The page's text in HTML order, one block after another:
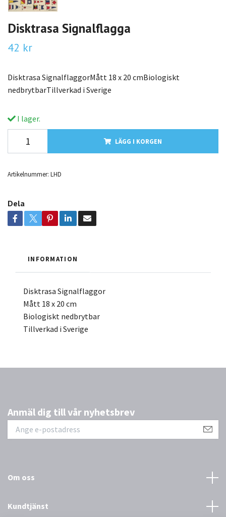
Disktrasa Signalflagga
42 kr
Disktrasa SignalflaggorMått 18 x 20 cmBiologiskt
nedbrytbarTillverkad i Sverige
I lager.
LÄGG I KORGEN
Artikelnummer: LHD
Dela
INFORMATION
Disktrasa Signalflaggor
Mått 18 x 20 cm
Biologiskt nedbrytbar
Tillverkad i Sverige
Anmäl dig till vår nyhetsbrev
Om oss
Kundtjänst